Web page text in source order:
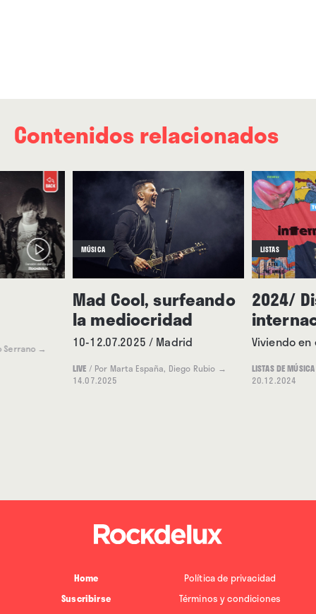
Contenidos relacionados
Serrano →
MÚSICA
Mad Cool, surfeando
la mediocridad
10-12.07.2025 / Madrid
LIVE / Por Marta España, Diego Rubio →
14.07.2025
LISTAS
2024/
Viviendo
LISTAS DE MÚSICA
20.12.2024
Home
Suscribirse
Política de privacidad
Términos y condiciones